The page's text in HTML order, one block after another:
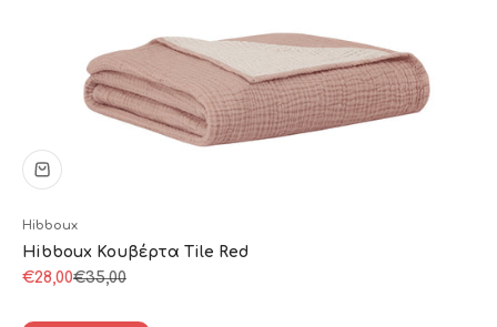
Hibboux
Hibboux Κουβέρτα Tile Red
Τιμή πώλησης
€28,00Κανονική τιμή
€35,00